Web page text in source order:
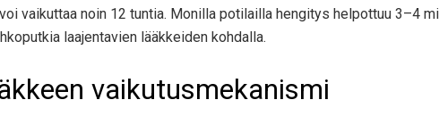
vaikuttaa noin 12 tuntia. Monilla potilailla hengitys helpottuu 3–4
laajentavien lääkkeiden kohdalla.
vaikutusmekanismi